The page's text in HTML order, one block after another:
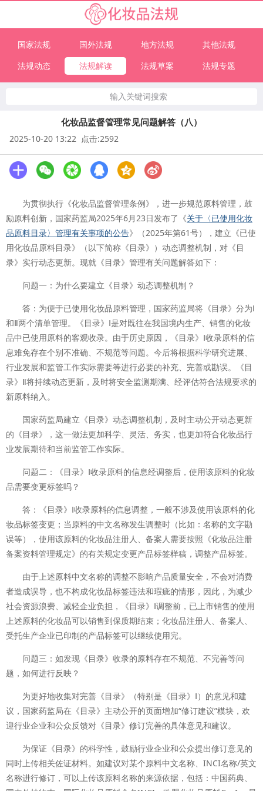
国家法规 国外法规 地方法规
其他法规
法规动态
法规解读 法规草案 法规专题
输入关键词搜索
化妆品监督管理常见问题解答（八）
2025-10-20 13:22 点击:2592
为贯彻执行《化妆品监督管理条例》，进一步规范原料管理，鼓
励原料创新，国家药监局2025年6月23日发布了《关于〈已使用化妆
品原料目录〉管理有关事项的公告》（2025年第61号），建立《已使
用化妆品原料目录》（以下简称《目录》）动态调整机制，对《目
录》实行动态更新。现就《目录》管理有关问题解答如下：
问题一：为什么要建立《目录》动态调整机制？
答：为便于已使用化妆品原料管理，国家药监局将《目录》分为Ⅰ
和Ⅱ两个清单管理。《目录》Ⅰ是对既往在我国境内生产、销售的化妆
品中已使用原料的客观收录。由于历史原因，《目录》Ⅰ收录原料的信
息难免存在个别不准确、不规范等问题。今后将根据科学研究进展、
行业发展和监管工作实际需要等进行必要的补充、完善或勘误。《目
录》Ⅱ将持续动态更新，及时将安全监测期满、经评估符合法规要求的
新原料纳入。
国家药监局建立《目录》动态调整机制，及时主动公开动态更新
的《目录》，这一做法更加科学、灵活、务实，也更加符合化妆品行
业发展期待和当前监管工作实际。
问题二：《目录》Ⅰ收录原料的信息经调整后，使用该原料的化妆
品需要变更标签吗？
答：《目录》Ⅰ收录原料的信息调整，一般不涉及使用该原料的化
妆品标签变更；当原料的中文名称发生调整时（比如：名称的文字勘
误等），使用该原料的化妆品注册人、备案人需要按照《化妆品注册
备案资料管理规定》的有关规定变更产品标签样稿，调整产品标签。
由于上述原料中文名称的调整不影响产品质量安全，不会对消费
者造成误导，也不构成化妆品标签违法和瑕疵的情形，因此，为减少
社会资源浪费、减轻企业负担，《目录》Ⅰ调整前，已上市销售的使用
上述原料的化妆品可以销售到保质期结束；化妆品注册人、备案人、
受托生产企业已印制的产品标签可以继续使用完。
问题三：如发现《目录》收录的原料存在不规范、不完善等问
题，如何进行反映？
为更好地收集对完善《目录》（特别是《目录》Ⅰ）的意见和建
议，国家药监局在《目录》主动公开的页面增加“修订建议”模块，欢
迎行业企业和公众反馈对《目录》修订完善的具体意见和建议。
为保证《目录》的科学性，鼓励行业企业和公众提出修订意见的
同时上传相关佐证材料。如建议对某个原料中文名称、INCI名称/英文
名称进行修订，可以上传该原料名称的来源依据，包括：中国药典、